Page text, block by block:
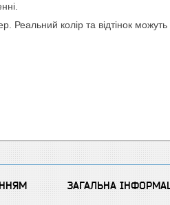
колір та відтінок можуть
ЗАГАЛЬНА